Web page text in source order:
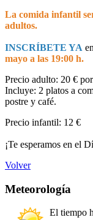
La comida infantil
adultos.
INSCRÍBETE YA
mayo a las 19:00 h.
Precio adulto: 20 €
Incluye: 2 platos a
postre y café.
Precio infantil: 12 €
¡Te esperamos en el
Volver
Meteorología
El tiempo